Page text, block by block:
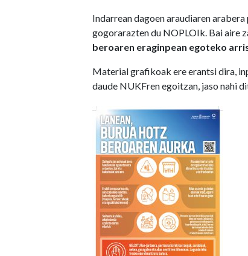
Indarrean dagoen araudiaren
gogorarazten du NOPLOIk. Bai aire
beroaren eraginpean egoteko
Material grafikoak ere erantsi dira,
daude NUKFren egoitzan, jaso nahi